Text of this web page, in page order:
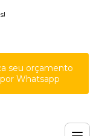
seu orçamento
por Whatsapp